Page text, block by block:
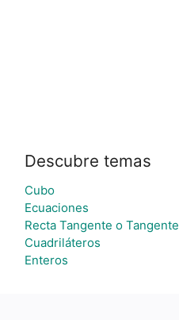
Descubre temas
Cubo
Ecuaciones
Recta Tangente o Tangente
Cuadriláteros
Enteros